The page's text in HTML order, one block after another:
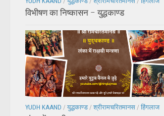
विभीषण का निष्कासन – युद्धकाण्ड
YUDH KAAND / युद्धकाण्ड / श्रीरामचरितमानस / हिंगलाज